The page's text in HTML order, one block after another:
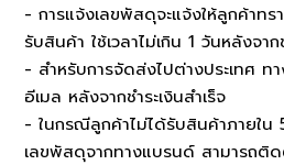
- การแจ้งเลขพัสดุจะแจ้งให้ลูกค้าท
รับสินค้า ใช้เวลาไม่เกิน 1 วันหลังจาก
- สำหรับการจัดส่งไปต่างประเทศ
อีเมล หลังจากชำระเงินสำเร็จ
- ในกรณีลูกค้าไม่ได้รับสินค้าภายใน
เลขพัสดุจากทางแบรนด์ สามารถติ